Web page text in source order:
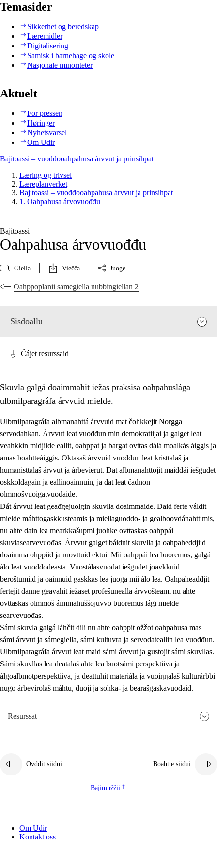
Temasider
Sikkerhet og beredskap
Læremidler
Digitalisering
Samisk i barnehage og skole
Nasjonale minoriteter
Aktuelt
For pressen
Høringer
Nyhetsvarsel
Om Udir
Bajitoassi – vuođđooahpahusa árvvut ja prinsihpat
Læring og trivsel
Læreplanverket
Bajitoassi – vuođđooahpahusa árvvut ja prinsihpat
1. Oahpahusa árvovuođđu
Bajitoassi
Oahpahusa árvovuođđu
Giella Viečča Juoge
Oahppoplánii sámegiella nubbingiellan 2
Sisdoallu
1. Oahpahusa árvovuođđu
1.1 Olmmošárvu
1.2 Identitehta ja kultuvrralaš girjáivuohta
1.3 Kritihkalaš jurddašeapmi ja ehtalaš diđolašvuohta
1.4 Hutkanillu, beroštupmi ja suokkardanhuovva
1.5 Luondduákten ja birasdiđolašvuohta
1.6 Demokratiija ja mielváikkuheapmi
Čájet resurssaid
Skuvla galgá doaimmahit iežas praksisa oahpahuslága
ulbmilparagráfa árvvuid mielde.
Ulbmilparagráfa albmanahttá árvvuid mat čohkkejit Norgga
servodahkan. Árvvut leat vuođđun min demokratiijai ja galget leat
veahkkin midjiide eallit, oahppat ja bargat ovttas dálá moalkás áiggis ja
amas boahtteáiggis. Oktasaš árvvuid vuođđun leat kristtalaš ja
humanisttalaš árvvut ja árbevierut. Dat albmanahttojit maiddái iešguđet
oskkoldagain ja eallinoainnuin, ja dat leat čadnon
olmmošvuoigatvuođaide.
Dát árvvut leat geađgejuolgin skuvlla doaimmaide. Daid ferte váldit
mielde máhttogaskkusteamis ja miellaguoddo- ja gealboovdánahttimis,
nu ahte dain lea mearkkašupmi juohke ovttaskas oahppái
skuvlasearvevuođas. Árvvut galget báidnit skuvlla ja oahpaheddjiid
doaimma ohppiid ja ruovttuid ektui. Mii oahppái lea buoremus, galgá
álo leat vuođđodeasta. Vuostálasvuođat iešguđet joavkkuid
beroštumiid ja oainnuid gaskkas lea juoga mii álo lea. Oahpaheaddjit
fertejit danne geavahit iežaset profešunealla árvvošteami nu ahte
ovttaskas olmmoš áimmahuššojuvvo buoremus lági mielde
searvevuođas.
Sámi skuvla galgá láhčit dili nu ahte oahppit ožžot oahpahusa mas
sámi árvvut ja sámegiella, sámi kultuvra ja servodateallin lea vuođđun.
Ulbmilparagráfa árvvut leat maid sámi árvvut ja gustojit sámi skuvllas.
Sámi skuvllas lea deaŧalaš ahte lea buotsámi perspektiiva ja
álgoálbmotperspektiiva, ja deattuhit materiála ja vuoiŋŋalaš kulturárbbi
nugo árbevirolaš máhtu, duoji ja sohka- ja bearašgaskavuođaid.
Resurssat
Ovddit siidui Boahtte siidui
Bajimužžii
Om Udir
Kontakt oss